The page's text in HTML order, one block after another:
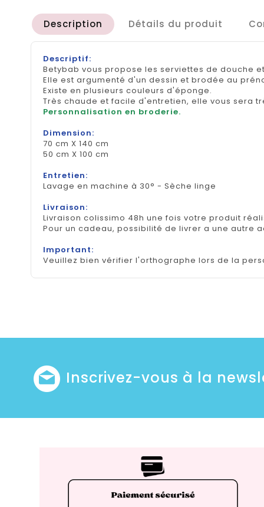
Description Détails du produit
Descriptif:
Betybab vous propose les serviettes de douche
Elle est argumenté d'un dessin et brodée au
Existe en plusieurs couleurs d'éponge.
Très chaude et facile d'entretien, elle vous sera
Personnalisation en broderie.
Dimension:
70 cm X 140 cm
50 cm X 100 cm
Entretien:
Lavage en machine à 30° - Sèche linge
Livraison:
Livraison colissimo 48h une fois votre produit
Pour un cadeau, possibilité de livrer a une autre
Important:
Veuillez bien vérifier l'orthographe lors de la
Inscrivez-vous à la